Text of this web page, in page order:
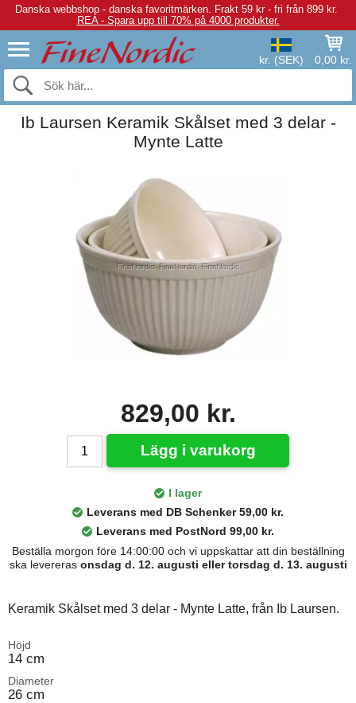
Danska webbshop - danska favoritmärken. Frakt 59 kr - fri från 899 kr.
REA - Spara upp till 70% på 4000 produkter.
kr. (SEK) 0,00 kr.
Ib Laursen Keramik Skålset med 3 delar -
Mynte Latte
829,00 kr.
Lägg i varukorg
I lager
Leverans med DB Schenker 59,00 kr.
Leverans med PostNord 99,00 kr.
Beställa morgon före 14:00:00 och vi uppskattar att din beställning
ska levereras onsdag d. 12. augusti eller torsdag d. 13. augusti
Keramik Skålset med 3 delar - Mynte Latte, från Ib Laursen.
Höjd
14 cm
Diameter
26 cm